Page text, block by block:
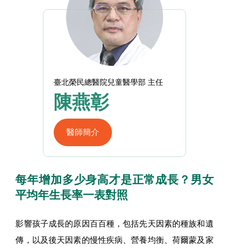
臺北榮民總醫院兒童醫學部 主任
陳燕彰
醫師簡介
每年增加多少身高才是正常成長？男女
平均年生長率一表對照
影響孩子成長的原因百百種，包括先天因素的種族和遺
傳，以及後天因素的慢性疾病、營養均衡、荷爾蒙及家